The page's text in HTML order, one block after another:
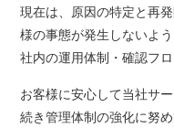
現在は、原因の特定と再
様の事態が発生しないよう
社内の運用体制・確認フ
お客様に安心して当社サ
続き管理体制の強化に努め